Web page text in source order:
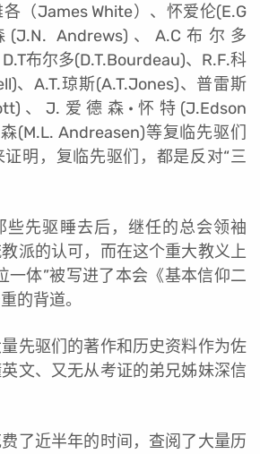
（James White）、怀爱伦(E.G
(J.N. Andrews)、A.C布尔多
布尔多(D.T.Bourdeau)、R.F.科
、A.T.琼斯(A.T.Jones)、普雷斯
、J.爱德森·怀特(J.Edson
(M.L. Andreasen)等复临先驱们
明，复临先驱们，都是反对“三
些先驱睡去后，继任的总会领袖
派的认可，而在这个重大教义上
一体”被写进了本会《基本信仰二
的背道。
先驱们的著作和历史资料作为佐
文、又无从考证的弟兄姊妹深信
了近半年的时间，查阅了大量历